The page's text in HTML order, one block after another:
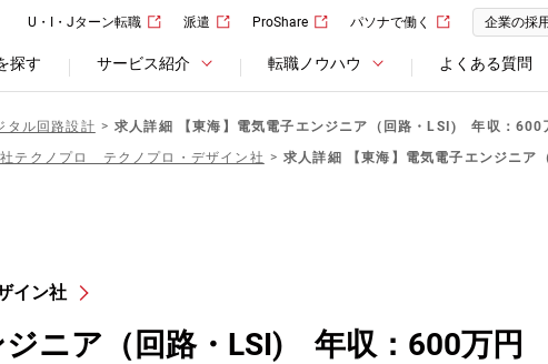
U・I・Jターン転職 派遣 ProShare パソナで働く 企業の採
探す サービス紹介 転職ノウハウ よくある質問
タル回路設計
求人詳細 【東海】電気電子エンジニア（回路・LSI) 年収：600
テクノプロ テクノプロ・デザイン社
求人詳細 【東海】電気電子エンジニ
イン社
ニア（回路・LSI) 年収：600万円